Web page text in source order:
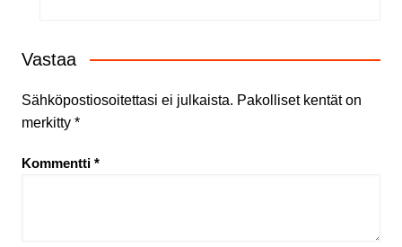
Vastaa
Sähköpostiosoitettasi ei julkaista. Pakolliset kentät on
merkitty *
Kommentti *